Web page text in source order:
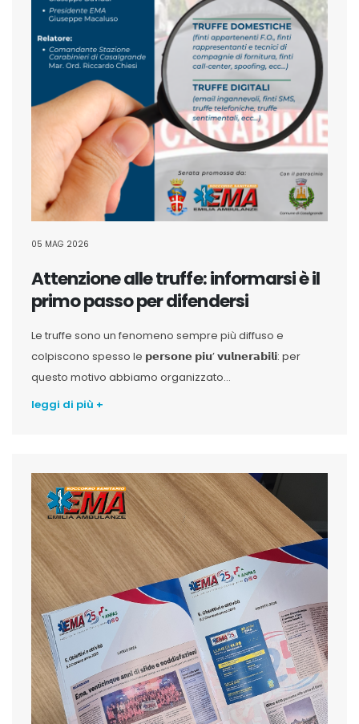
05 MAG 2026
Attenzione alle truffe: informarsi è il
primo passo per difendersi
Le truffe sono un fenomeno sempre più diffuso e
colpiscono spesso le 𝗽𝗲𝗿𝘀𝗼𝗻𝗲 𝗽𝗶𝘂’ 𝘃𝘂𝗹𝗻𝗲𝗿𝗮𝗯𝗶𝗹𝗶: per
questo motivo abbiamo organizzato...
leggi di più +